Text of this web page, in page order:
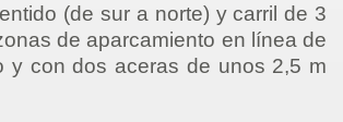
(de sur a norte) y carril de 3
de aparcamiento en línea de
y con dos aceras de unos 2,5 m